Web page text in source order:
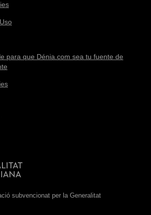
para que Dénia.com sea tu fuente de
subvencionat per la Generalitat